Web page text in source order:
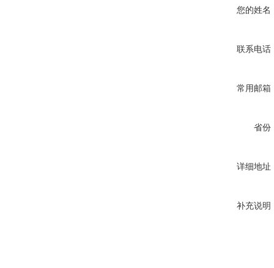
您的姓名
联系电话
常用邮箱
省份
详细地址
补充说明